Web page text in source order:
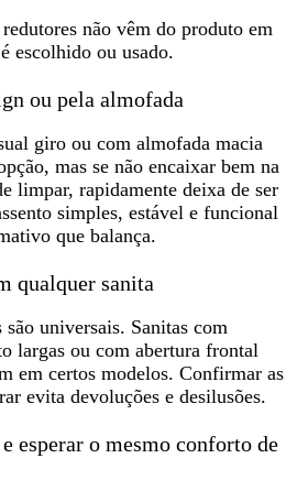
não vêm do produto em
escolhido ou usado.
ou pela almofada
giro ou com almofada macia
mas se não encaixar bem na
limpar, rapidamente deixa de ser
simples, estável e funcional
que balança.
qualquer sanita
são universais. Sanitas com
largas ou com abertura frontal
em certos modelos. Confirmar as
evita devoluções e desilusões.
esperar o mesmo conforto de